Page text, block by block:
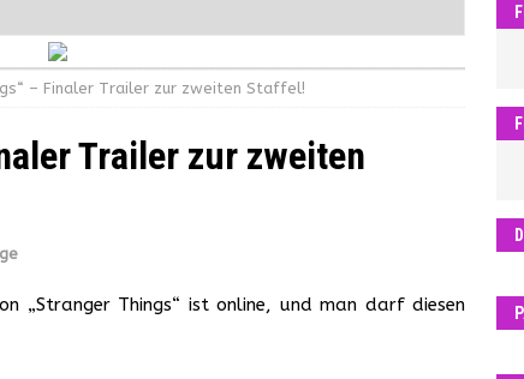
– Finaler Trailer zur zweiten Staffel!
Trailer zur zweiten
„Stranger Things“ ist online, und man darf diesen